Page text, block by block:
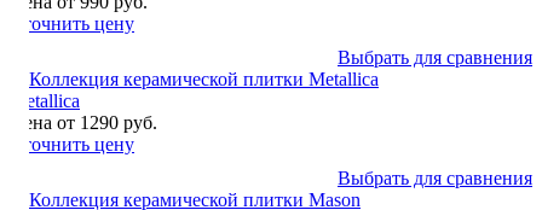
Уточнить цену
Выбрать для сравнения
Metallica
Цена от 1290 руб.
Уточнить цену
Выбрать для сравнения